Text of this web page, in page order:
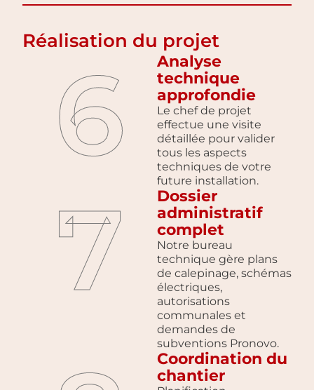
Réalisation du projet
6
Analyse
technique
approfondie
Le chef de projet
effectue une visite
détaillée pour valider
tous les aspects
techniques de votre
future installation.
7
Dossier
administratif
complet
Notre bureau
technique gère plans
de calepinage, schémas
électriques,
autorisations
communales et
demandes de
subventions Pronovo.
Coordination du
chantier